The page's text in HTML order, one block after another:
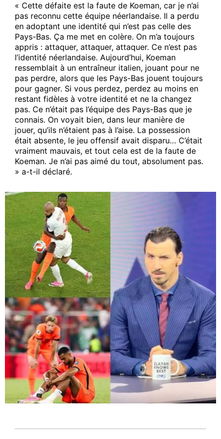
« Cette défaite est la faute de Koeman, car je n’ai
pas reconnu cette équipe néerlandaise. Il a perdu
en adoptant une identité qui n’est pas celle des
Pays-Bas. Ça me met en colère. On m’a toujours
appris : attaquer, attaquer, attaquer. Ce n’est pas
l’identité néerlandaise. Aujourd’hui, Koeman
ressemblait à un entraîneur italien, jouant pour ne
pas perdre, alors que les Pays-Bas jouent toujours
pour gagner. Si vous perdez, perdez au moins en
restant fidèles à votre identité et ne la changez
pas. Ce n’était pas l’équipe des Pays-Bas que je
connais. On voyait bien, dans leur manière de
jouer, qu’ils n’étaient pas à l’aise. La possession
était absente, le jeu offensif avait disparu… C’était
vraiment mauvais, et tout cela est de la faute de
Koeman. Je n’ai pas aimé du tout, absolument pas.
» a-t-il déclaré.